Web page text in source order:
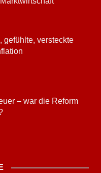
gefühlte, ver­steckte
– war die Reform